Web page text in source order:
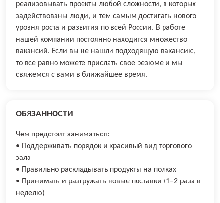
реализовывать проекты любой сложности, в которых
задействованы люди, и тем самым достигать нового
уровня роста и развития по всей России. В работе
нашей компании постоянно находится множество
вакансий. Если вы не нашли подходящую вакансию,
то все равно можете прислать свое резюме и мы
свяжемся с вами в ближайшее время.
ОБЯЗАННОСТИ
Чем предстоит заниматься:
• Поддерживать порядок и красивый вид торгового
зала
• Правильно раскладывать продукты на полках
• Принимать и разгружать новые поставки (1–2 раза в
неделю)